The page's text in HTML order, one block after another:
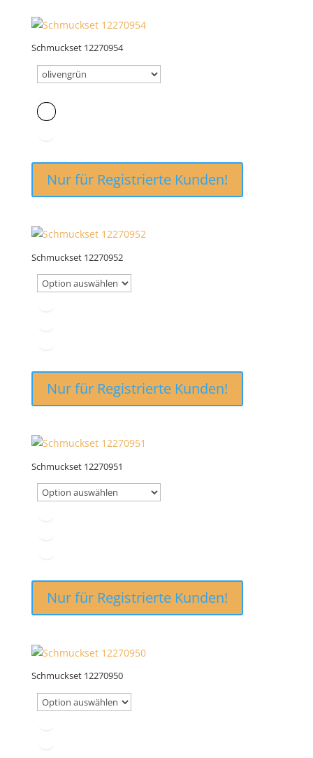
Schmuckset 12270954
Nur für Registrierte Kunden!
Schmuckset 12270952
Nur für Registrierte Kunden!
Schmuckset 12270951
Nur für Registrierte Kunden!
Schmuckset 12270950